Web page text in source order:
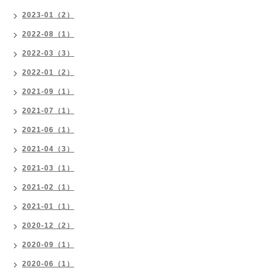
2023-01（2）
2022-08（1）
2022-03（3）
2022-01（2）
2021-09（1）
2021-07（1）
2021-06（1）
2021-04（3）
2021-03（1）
2021-02（1）
2021-01（1）
2020-12（2）
2020-09（1）
2020-06（1）